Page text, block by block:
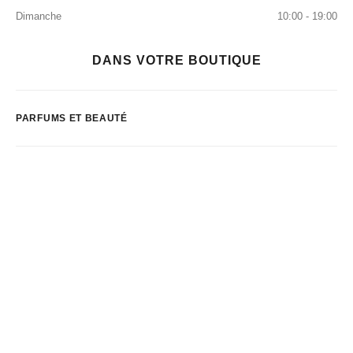
Dimanche
10:00 - 19:00
DANS VOTRE BOUTIQUE
PARFUMS ET BEAUTÉ